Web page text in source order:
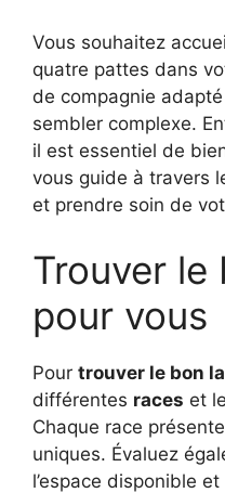
Vous souhaitez
quatre pattes dans
de compagnie
sembler complexe.
il est essentiel de
vous guide à travers
et prendre soin de
Trouver le
pour vous
Pour trouver le bon
différentes races et
Chaque race
uniques. Évaluez
l’espace disponible